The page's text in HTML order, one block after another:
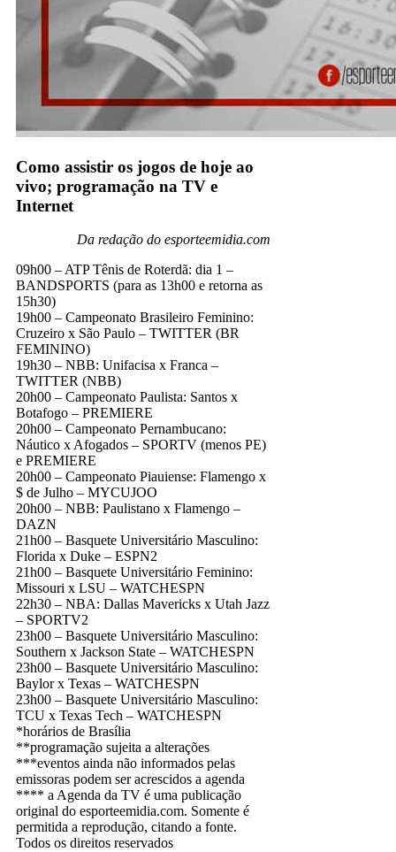
Como assistir os jogos de hoje ao
vivo; programação na TV e
Internet
Da redação do esporteemidia.com
09h00 – ATP Tênis de Roterdã: dia 1 –
BANDSPORTS (para as 13h00 e retorna as
15h30)
19h00 – Campeonato Brasileiro Feminino:
Cruzeiro x São Paulo – TWITTER (BR
FEMININO)
19h30 – NBB: Unifacisa x Franca –
TWITTER (NBB)
20h00 – Campeonato Paulista: Santos x
Botafogo – PREMIERE
20h00 – Campeonato Pernambucano:
Náutico x Afogados – SPORTV (menos PE)
e PREMIERE
20h00 – Campeonato Piauiense: Flamengo x
$ de Julho – MYCUJOO
20h00 – NBB: Paulistano x Flamengo –
DAZN
21h00 – Basquete Universitário Masculino:
Florida x Duke – ESPN2
21h00 – Basquete Universitário Feminino:
Missouri x LSU – WATCHESPN
22h30 – NBA: Dallas Mavericks x Utah Jazz
– SPORTV2
23h00 – Basquete Universitário Masculino:
Southern x Jackson State – WATCHESPN
23h00 – Basquete Universitário Masculino:
Baylor x Texas – WATCHESPN
23h00 – Basquete Universitário Masculino:
TCU x Texas Tech – WATCHESPN
*horários de Brasília
**programação sujeita a alterações
***eventos ainda não informados pelas
emissoras podem ser acrescidos a agenda
**** a Agenda da TV é uma publicação
original do esporteemidia.com. Somente é
permitida a reprodução, citando a fonte.
Todos os direitos reservados